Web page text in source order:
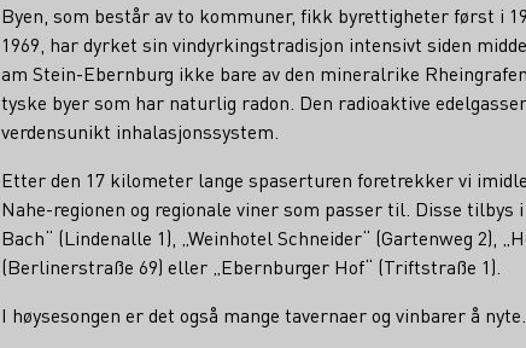
Byen, som består av to kommuner, fikk byrettigheter først i
1969, har dyrket sin vindyrkingstradisjon intensivt siden
am Stein-Ebernburg ikke bare av den mineralrike
tyske byer som har naturlig radon. Den radioaktive
verdensunikt inhalasjonssystem.
Etter den 17 kilometer lange spaserturen foretrekker vi
Nahe-regionen og regionale viner som passer til. Disse
Bach“ (Lindenalle 1), „Weinhotel Schneider“ (Gartenweg 2),
(Berlinerstraße 69) eller „Ebernburger Hof“ (Triftstraße 1).
I høysesongen er det også mange tavernaer og vinbarer å nyte.